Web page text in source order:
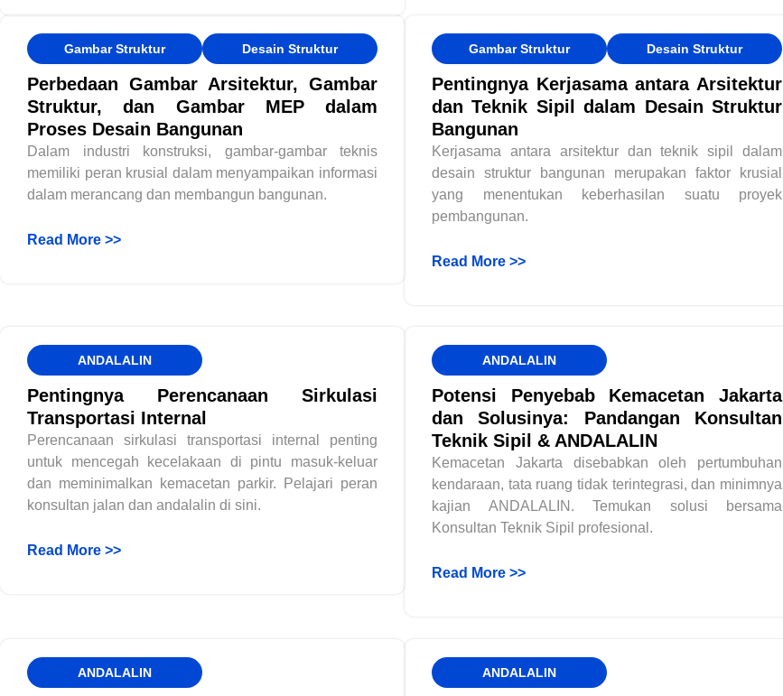
Gambar Struktur Desain Struktur
Perbedaan Gambar Arsitektur, Gambar
Struktur, dan Gambar MEP dalam
Proses Desain Bangunan
Dalam industri konstruksi, gambar-gambar teknis
memiliki peran krusial dalam menyampaikan informasi
dalam merancang dan membangun bangunan.
Read More >>
Gambar Struktur Desain Struktur
Pentingnya Kerjasama antara Arsitektur
dan Teknik Sipil dalam Desain Struktur
Bangunan
Kerjasama antara arsitektur dan teknik sipil dalam
desain struktur bangunan merupakan faktor krusial
yang menentukan keberhasilan suatu proyek
pembangunan.
Read More >>
ANDALALIN
Pentingnya Perencanaan Sirkulasi
Transportasi Internal
Perencanaan sirkulasi transportasi internal penting
untuk mencegah kecelakaan di pintu masuk-keluar
dan meminimalkan kemacetan parkir. Pelajari peran
konsultan jalan dan andalalin di sini.
Read More >>
ANDALALIN
Potensi Penyebab Kemacetan Jakarta
dan Solusinya: Pandangan Konsultan
Teknik Sipil & ANDALALIN
Kemacetan Jakarta disebabkan oleh pertumbuhan
kendaraan, tata ruang tidak terintegrasi, dan minimnya
kajian ANDALALIN. Temukan solusi bersama
Konsultan Teknik Sipil profesional.
Read More >>
ANDALALIN ANDALALIN